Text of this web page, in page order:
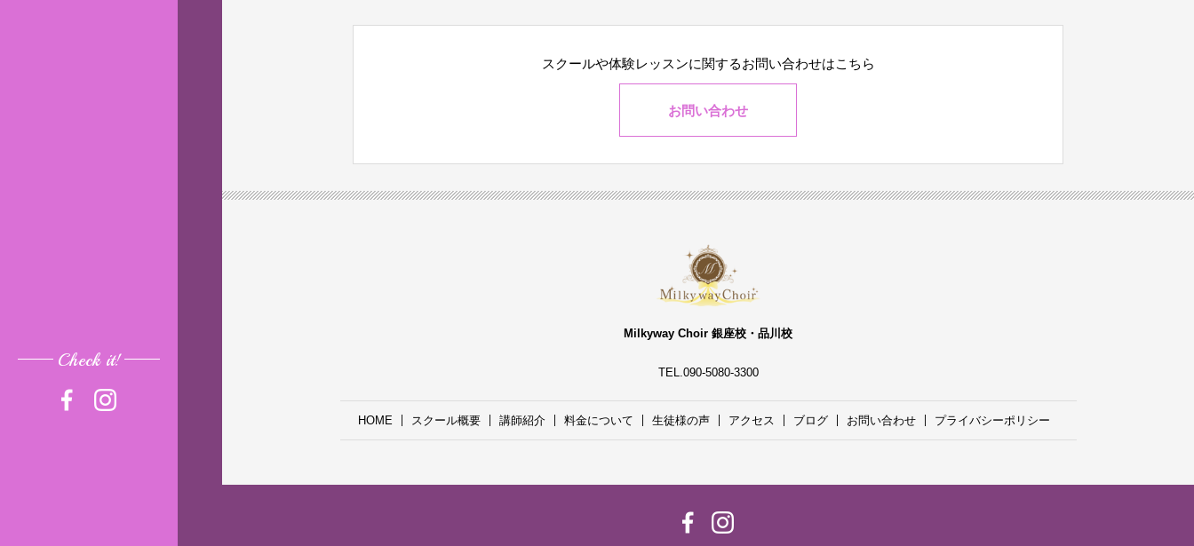
Check it!
スクールや体験レッスンに関するお問い合わせはこちら
お問い合わせ
Milkyway Choir 銀座校・品川校
TEL.090-5080-3300
HOME スクール概要 講師紹介 料金について 生徒様の声 アクセス ブログ お問い合わせ プライバシーポリシー